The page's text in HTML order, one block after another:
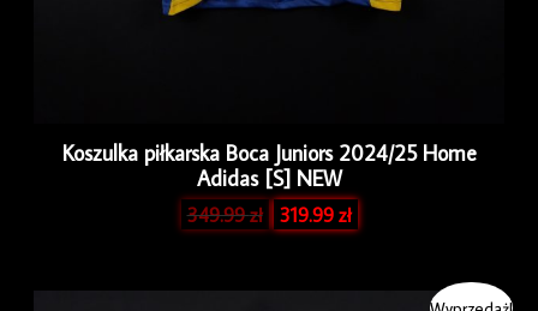
Koszulka piłkarska Boca Juniors 2024/25 Home
Adidas [S] NEW
349.99zł 319.99zł